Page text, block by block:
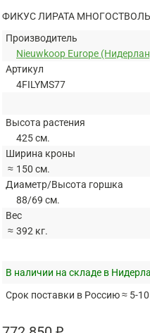
ФИКУС ЛИРАТА
Производитель
Nieuwkoop Europe
Артикул
4FILYMS77
Высота растения
425 см.
Ширина кроны
≈ 150 см.
Диаметр/Высота горшка
88/69 см.
Вес
≈ 392 кг.
В наличии на складе в
Срок поставки в Россию ≈ 5-